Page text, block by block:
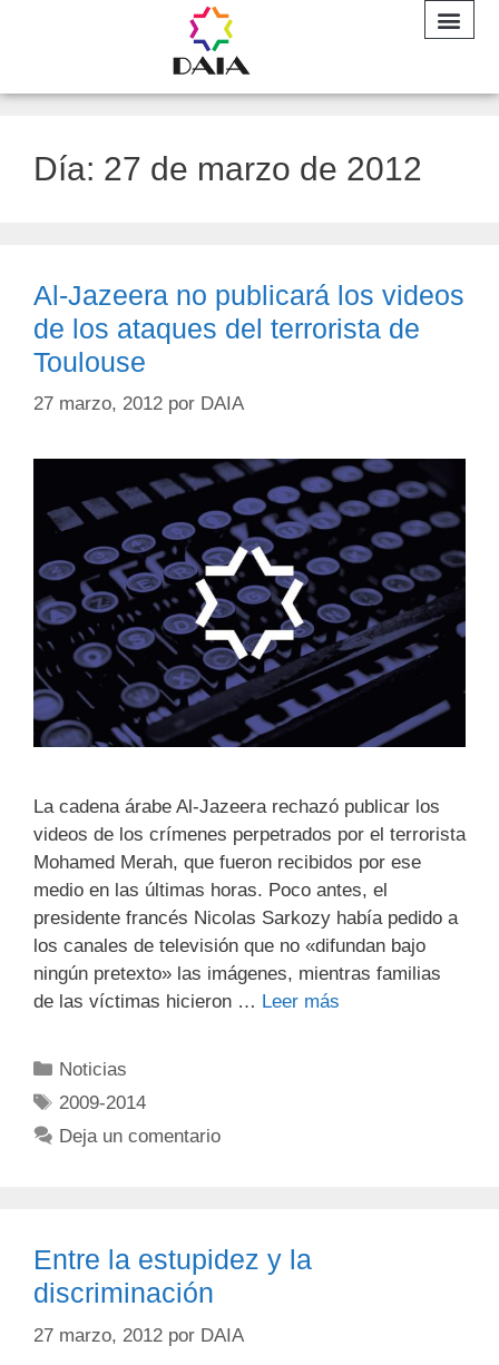
Día: 27 de marzo de 2012
Al-Jazeera no publicará los videos
de los ataques del terrorista de
Toulouse
27 marzo, 2012 por DAIA
La cadena árabe Al-Jazeera rechazó publicar los
videos de los crímenes perpetrados por el terrorista
Mohamed Merah, que fueron recibidos por ese
medio en las últimas horas. Poco antes, el
presidente francés Nicolas Sarkozy había pedido a
los canales de televisión que no «difundan bajo
ningún pretexto» las imágenes, mientras familias
de las víctimas hicieron … Leer más
Noticias
2009-2014
Deja un comentario
Entre la estupidez y la
discriminación
27 marzo, 2012 por DAIA